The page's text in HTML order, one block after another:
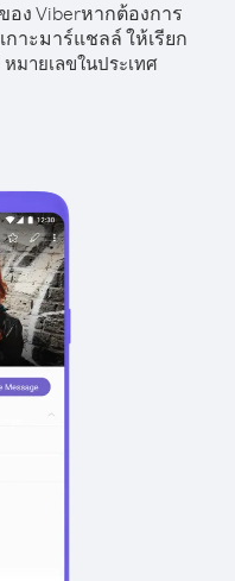
ง Viberหากต้องการ
าะมาร์แชลล์ ให้เรียก
หมายเลขในประเทศ